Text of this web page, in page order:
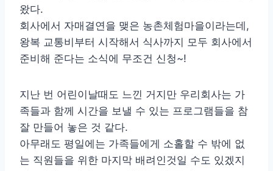
왔다.
회사에서 자매결연을 맺은 농촌체험마을이라는데,
왕복 교통비부터 시작해서 식사까지 모두 회사에서
준비해 준다는 소식에 무조건 신청~!
지난 번 어린이날때도 느낀 거지만 우리회사는 가
족들과 함께 시간을 보낼 수 있는 프로그램들을 참
잘 만들어 놓은 것 같다.
아무래도 평일에는 가족들에게 소홀할 수 밖에 없
는 직원들을 위한 마지막 배려인것일 수도 있겠지